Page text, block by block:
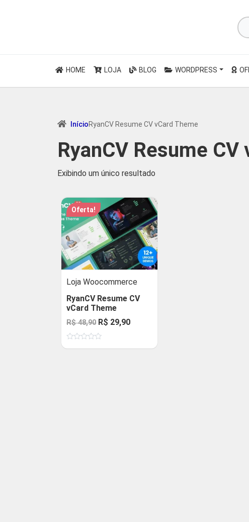
por
HOME LOJA BLOG WORDPRESS
InícioRyanCV Resume CV vCard Theme
RyanCV Resume CV
Exibindo um único resultado
Oferta!
Loja Woocommerce
RyanCV Resume CV
vCard Theme
R$48,90 O
preço
original
R$ 29,90O
atual